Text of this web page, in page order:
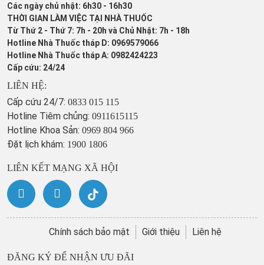
Các ngày chủ nhật: 6h30 - 16h30
THỜI GIAN LÀM VIỆC TẠI NHÀ THUỐC
Từ Thứ 2 - Thứ 7: 7h - 20h và Chủ Nhật: 7h - 18h
Hotline Nhà Thuốc tháp D: 0969579066
Hotline Nhà Thuốc tháp A: 0982424223
Cấp cứu: 24/24
LIÊN HỆ:
Cấp cứu 24/7: 0833 015 115
Hotline Tiêm chủng: 0911615115
Hotline Khoa Sản: 0969 804 966
Đặt lịch khám: 1900 1806
LIÊN KẾT MẠNG XÃ HỘI
Chính sách bảo mật Giới thiệu Liên hệ
ĐĂNG KÝ ĐỂ NHẬN ƯU ĐÃI